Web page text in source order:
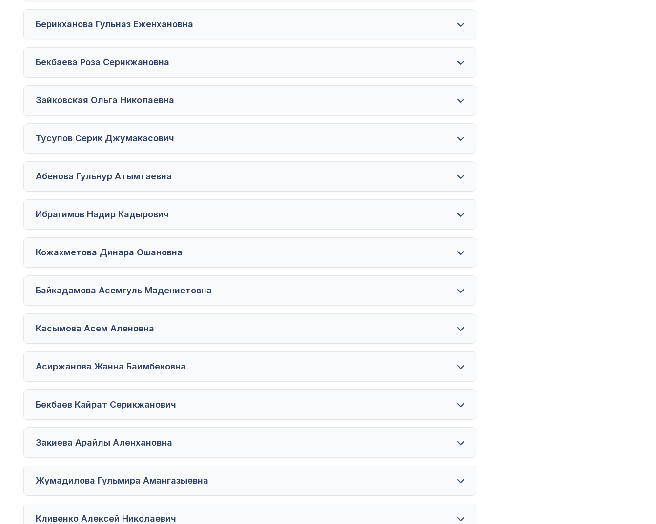
Берикханова Гульназ Еженхановна
Бекбаева Роза Серикжановна
Зайковская Ольга Николаевна
Тусупов Серик Джумакасович
Абенова Гульнур Атымтаевна
Ибрагимов Надир Кадырович
Кожахметова Динара Ошановна
Байкадамова Асемгуль Мадениетовна
Касымова Асем Аленовна
Асиржанова Жанна Баимбековна
Бекбаев Кайрат Серикжанович
Закиева Арайлы Аленхановна
Жумадилова Гульмира Амангазыевна
Кливенко Алексей Николаевич